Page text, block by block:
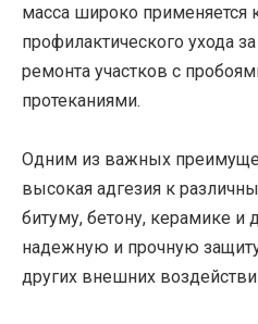
масса широко применяется
профилактического ухода
ремонта участков с
протеканиями.
Одним из важных
высокая адгезия к
битуму, бетону, керамике и
надежную и прочную
других внешних